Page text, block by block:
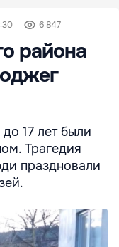
6 847
района
17 лет были
Трагедия
праздновали